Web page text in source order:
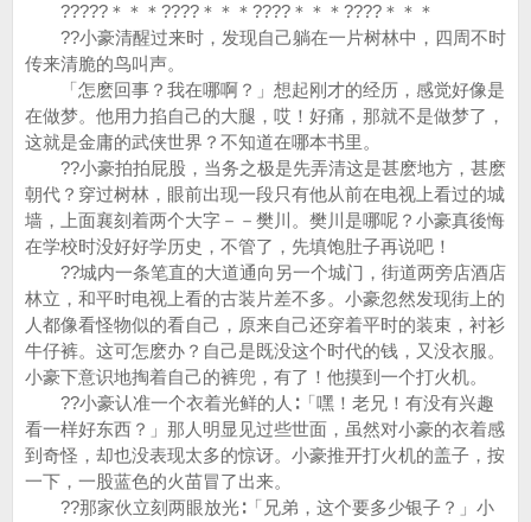
?????＊＊＊????＊＊＊????＊＊＊????＊＊＊
??小豪清醒过来时，发现自己躺在一片树林中，四周不时
传来清脆的鸟叫声。
「怎麽回事？我在哪啊？」想起刚才的经历，感觉好像是
在做梦。他用力掐自己的大腿，哎！好痛，那就不是做梦了，
这就是金庸的武侠世界？不知道在哪本书里。
??小豪拍拍屁股，当务之极是先弄清这是甚麽地方，甚麽
朝代？穿过树林，眼前出现一段只有他从前在电视上看过的城
墙，上面襄刻着两个大字－－樊川。樊川是哪呢？小豪真後悔
在学校时没好好学历史，不管了，先填饱肚子再说吧！
??城内一条笔直的大道通向另一个城门，街道两旁店酒店
林立，和平时电视上看的古装片差不多。小豪忽然发现街上的
人都像看怪物似的看自己，原来自己还穿着平时的装束，衬衫
牛仔裤。这可怎麽办？自己是既没这个时代的钱，又没衣服。
小豪下意识地掏着自己的裤兜，有了！他摸到一个打火机。
??小豪认准一个衣着光鲜的人∶「嘿！老兄！有没有兴趣
看一样好东西？」那人明显见过些世面，虽然对小豪的衣着感
到奇怪，却也没表现太多的惊讶。小豪推开打火机的盖子，按
一下，一股蓝色的火苗冒了出来。
??那家伙立刻两眼放光∶「兄弟，这个要多少银子？」小